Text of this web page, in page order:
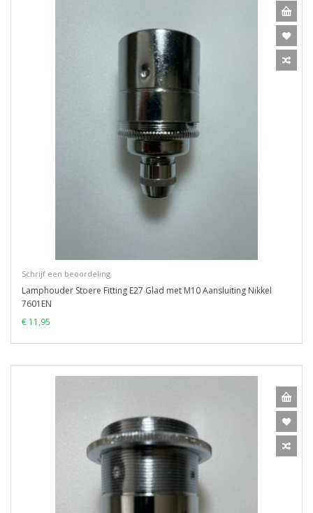
Schrijf een beoordeling
Lamphouder Stoere Fitting E27 Glad met M10 Aansluiting Nikkel
7601EN
€ 11,95